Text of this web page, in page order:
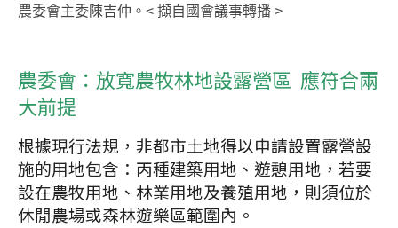
農委會主委陳吉仲。< 擷自國會議事轉播 >
農委會：放寬農牧林地設露營區 應符合兩
大前提
根據現行法規，非都市土地得以申請設置露營設
施的用地包含：丙種建築用地、遊憩用地，若要
設在農牧用地、林業用地及養殖用地，則須位於
休閒農場或森林遊樂區範圍內。